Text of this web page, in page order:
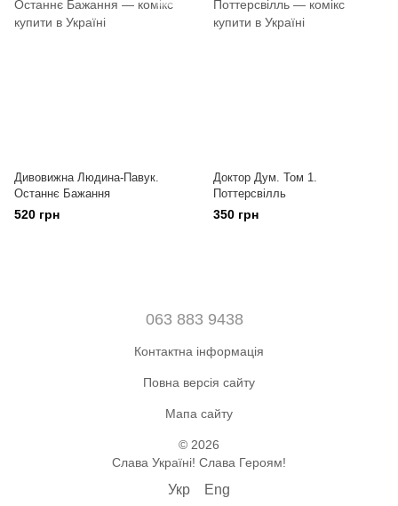
Дивовижна Людина-Павук.
Останнє Бажання
520 грн
Доктор Дум. Том 1.
Поттерсвілль
350 грн
063 883 9438
Контактна інформація
Повна версія сайту
Мапа сайту
© 2026
Слава Україні! Слава Героям!
Укр Eng